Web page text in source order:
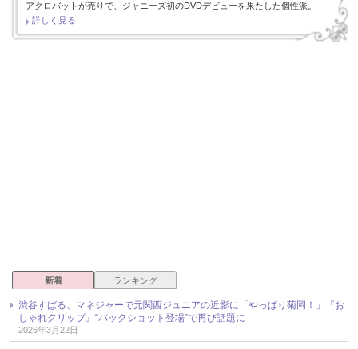
アクロバットが売りで、ジャニーズ初のDVDデビューを果たした個性派。
詳しく見る
新着 ランキング
渋谷すばる、マネジャーで元関西ジュニアの近影に「やっぱり菊岡！」『お
しゃれクリップ』“バックショット登場”で再び話題に
2026年3月22日